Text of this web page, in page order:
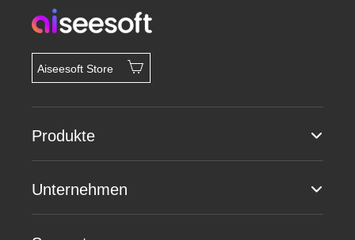
Aiseesoft Store
Produkte
Unternehmen